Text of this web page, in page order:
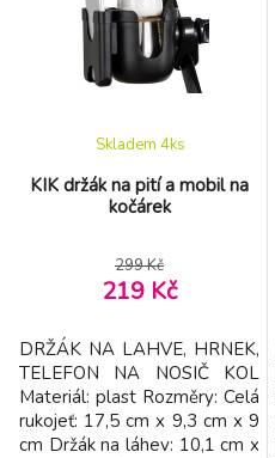
KIK držák na pití a mobil na
kočárek
Skladem 4ks
299 Kč
219 Kč
DRŽÁK NA LAHVE, HRNEK,
TELEFON NA NOSIČ KOL
Materiál: plast Rozměry: Celá
rukojeť: 17,5 cm x 9,3 cm x 9
cm Držák na láhev: 10,1 cm x